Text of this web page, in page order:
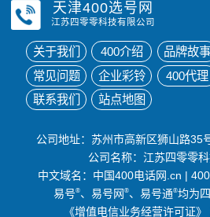
天津400选号网
江苏四零零科技有限公司
关于我们 400介绍 品牌故事
常见问题
企业彩铃 400代理
联系我们
站点地图
公司地址：苏州市高新区狮山路35
公司名称：江苏四零零
中文域名： 中国400电话网.cn |
易号®、易号网 ®、易号通®均为
《增值电信业务经营许可证》